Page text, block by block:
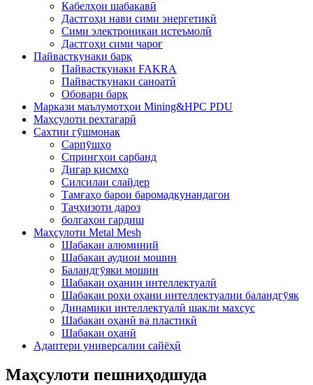
Кабелҳои шабакавӣ
Дастгоҳи нави сими энергетикӣ
Сими электроникаи истеъмолӣ
Дастгоҳи сими чароғ
Пайвасткунаки барқ
Пайвасткунаки FAKRA
Пайвасткунаки саноатӣ
Обовари барқ
Маркази маълумотҳои Mining&HPC PDU
Маҳсулоти рехтагарӣ
Сахтии гӯшмонак
Сарпӯшҳо
Спрингҳои сарбанд
Дигар қисмҳо
Силсилаи слайдер
Тамғаҳо барои баромадкунандагон
Таҷҳизоти дароз
болгаҳои гардиш
Маҳсулоти Metal Mesh
Шабакаи алюминий
Шабакаи аудиои мошин
Баландгӯяки мошин
Шабакаи оҳанин интеллектуалӣ
Шабакаи роҳи оҳани интеллектуалии баландгӯяк
Динамики интеллектуалӣ шакли махсус
Шабакаи оҳанӣ ва пластикӣ
Шабакаи оҳанӣ
Адаптери универсалии сайёҳӣ
Маҳсулоти пешниҳодшуда